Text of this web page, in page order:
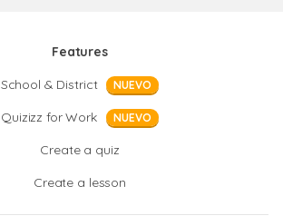
Features
School & District
NUEVO
Quizizz for Work NUEVO
Create a quiz
Create a lesson